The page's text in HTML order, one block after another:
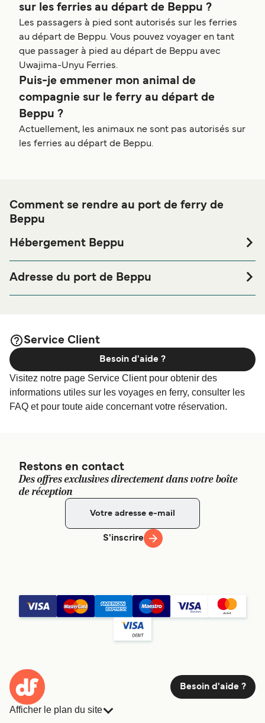
sur les ferries au départ de Beppu ?
Les passagers à pied sont autorisés sur les ferries
au départ de Beppu. Vous pouvez voyager en tant
que passager à pied au départ de Beppu avec
Uwajima-Unyu Ferries.
Puis-je emmener mon animal de
compagnie sur le ferry au départ de
Beppu ?
Actuellement, les animaux ne sont pas autorisés sur
les ferries au départ de Beppu.
Comment se rendre au port de ferry de
Beppu
Hébergement Beppu
ou à proximité, avant ou après votre voyage ou si vous
êtes à la recherche de logements pour votre séjour, merci
Adresse du port de Beppu
Service Client
Visitez notre page Service Client pour obtenir des
informations utiles sur les voyages en ferry, consulter les
FAQ et pour toute aide concernant votre réservation.
Besoin d'aide ?
Restons en contact
Des offres exclusives directement dans votre boîte
de réception
S'inscrire
Besoin d'aide ?
Afficher le plan du site